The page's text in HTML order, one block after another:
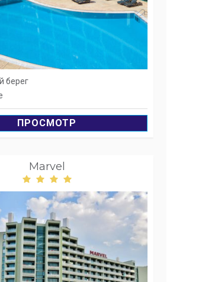
берег
ПРОСМОТР
Marvel